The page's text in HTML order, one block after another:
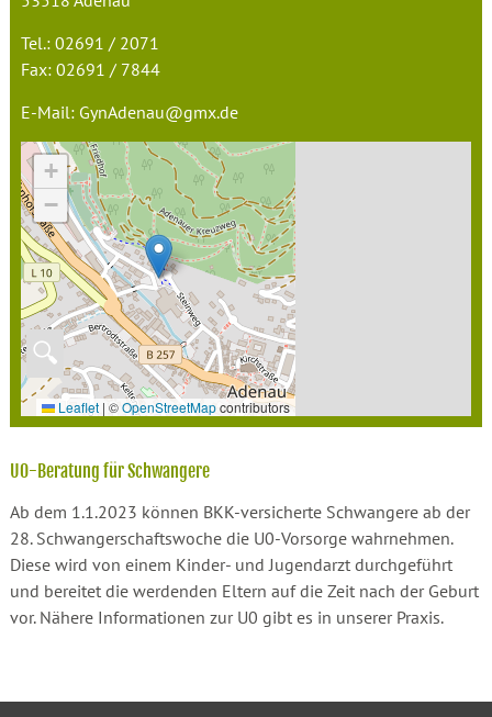
Tel.: 02691 / 2071
Fax: 02691 / 7844
E-Mail: GynAdenau@gmx.de
+
−
Leaflet | ©OpenStreetMapcontributors
🔍
U0-Beratung für Schwangere
Ab dem 1.1.2023 können BKK-versicherte Schwangere ab der
28. Schwangerschaftswoche die U0-Vorsorge wahrnehmen.
Diese wird von einem Kinder- und Jugendarzt durchgeführt
und bereitet die werdenden Eltern auf die Zeit nach der Geburt
vor. Nähere Informationen zur U0 gibt es in unserer Praxis.